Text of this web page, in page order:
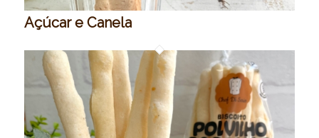
Açúcar e Canela